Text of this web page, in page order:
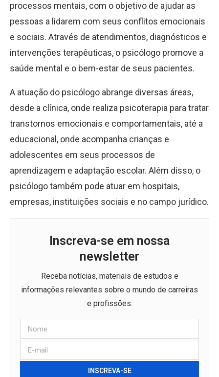
processos mentais, com o objetivo de ajudar as
pessoas a lidarem com seus conflitos emocionais
e sociais. Através de atendimentos, diagnósticos e
intervenções terapêuticas, o psicólogo promove a
saúde mental e o bem-estar de seus pacientes.
A atuação do psicólogo abrange diversas áreas,
desde a clínica, onde realiza psicoterapia para tratar
transtornos emocionais e comportamentais, até a
educacional, onde acompanha crianças e
adolescentes em seus processos de
aprendizagem e adaptação escolar. Além disso, o
psicólogo também pode atuar em hospitais,
empresas, instituições sociais e no campo jurídico.
Inscreva-se em nossa
newsletter
Receba notícias, materiais de estudos e
informações relevantes sobre o mundo de carreiras
e profissões.
INSCREVA-SE